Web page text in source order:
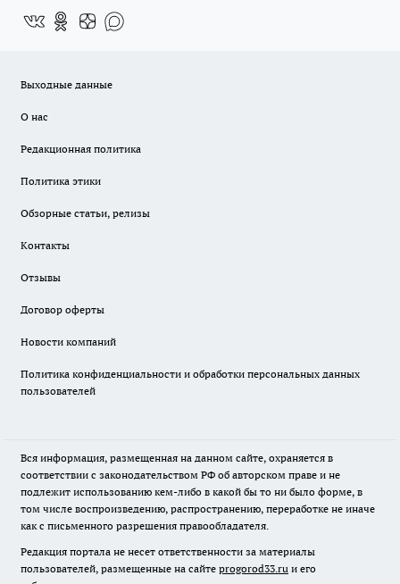
Выходные данные
О нас
Редакционная политика
Политика этики
Обзорные статьи, релизы
Контакты
Отзывы
Договор оферты
Новости компаний
Политика конфиденциальности и обработки персональных данных
пользователей
Вся информация, размещенная на данном сайте, охраняется в
соответствии с законодательством РФ об авторском праве и не
подлежит использованию кем-либо в какой бы то ни было форме, в
том числе воспроизведению, распространению, переработке не иначе
как с письменного разрешения правообладателя.
Редакция портала не несет ответственности за материалы
пользователей, размещенные на сайте progorod33.ru и его